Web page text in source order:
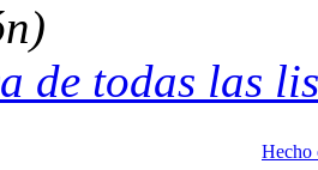
de todas las
Hecho